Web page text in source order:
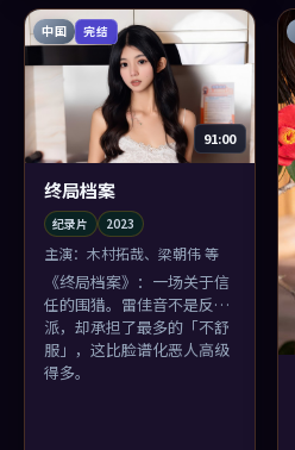
中国 完结
91:00
终局档案
纪录片 2023
主演： 木村拓哉、梁朝伟 等
《终局档案》：一场关于信
任的围猎。雷佳音不是反
派，却承担了最多的「不舒
服」，这比脸谱化恶人高级
得多。